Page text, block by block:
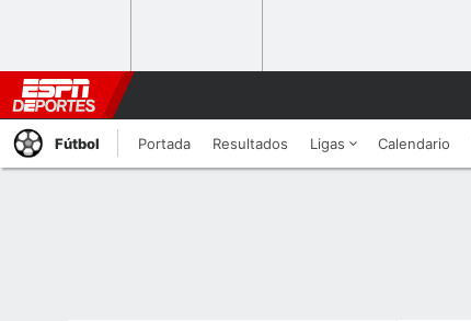
Fútbol Portada Resultados Ligas Calendario